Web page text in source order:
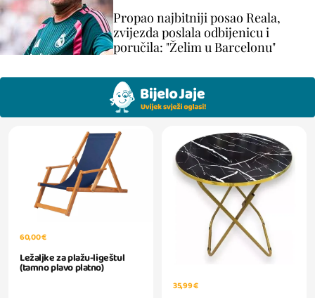
Propao najbitniji posao Reala,
zvijezda poslala odbijenicu i
poručila: "Želim u Barcelonu"
60,00 €
Ležaljke za plažu-ligeštul
(tamno plavo platno)
35,99 €